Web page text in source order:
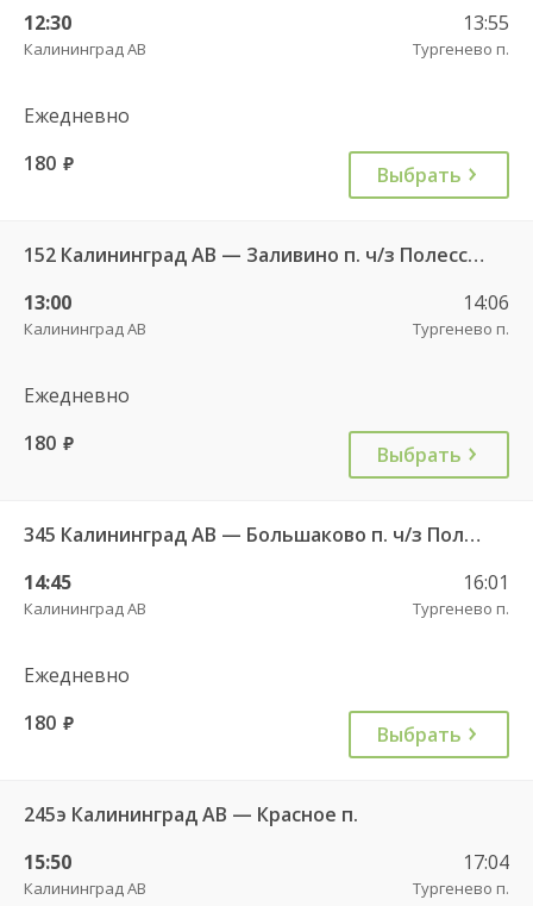
12:30
Калининград АВ
13:55
Тургенево п.
Ежедневно
180 руб. Выбрать
152 Калининград АВ — Заливино п. ч/з Полесск г.
13:00
Калининград АВ
14:06
Тургенево п.
Ежедневно
180 руб. Выбрать
345 Калининград АВ — Большаково п. ч/з Полесск г.
14:45
Калининград АВ
16:01
Тургенево п.
Ежедневно
180 руб. Выбрать
245э Калининград АВ — Красное п.
15:50
Калининград АВ
17:04
Тургенево п.